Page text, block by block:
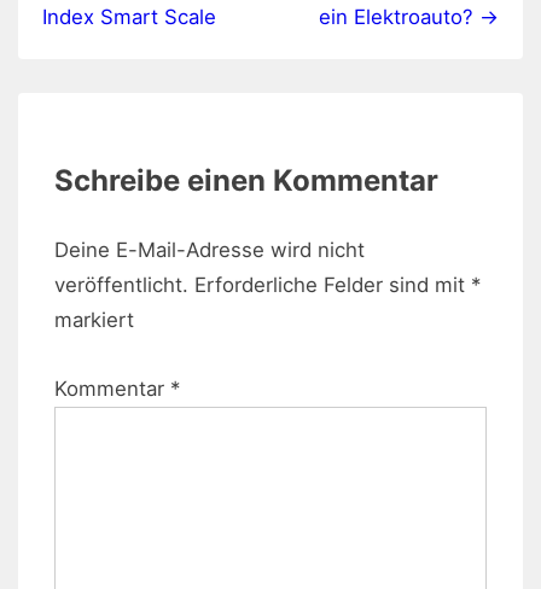
Index Smart Scale
ein Elektroauto? →
Schreibe einen Kommentar
Deine E-Mail-Adresse wird nicht
veröffentlicht. Erforderliche Felder sind mit *
markiert
Kommentar *